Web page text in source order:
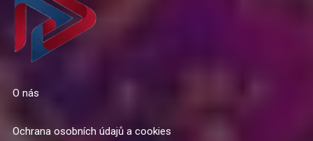
O nás
Ochrana osobních údajů a cookies